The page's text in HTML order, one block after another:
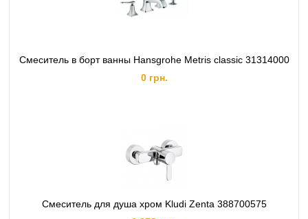
Смеситель в борт ванны Hansgrohe Metris classic 31314000
0 грн.
Смеситель для душа хром Kludi Zenta 388700575